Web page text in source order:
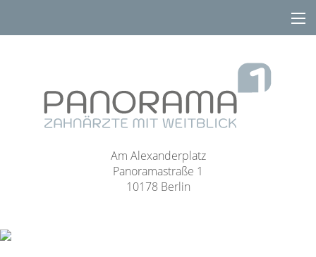
Am Alexanderplatz
Panoramastraße 1
10178 Berlin